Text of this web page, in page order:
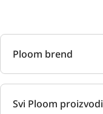
Ploom brend
Svi Ploom proizvodi